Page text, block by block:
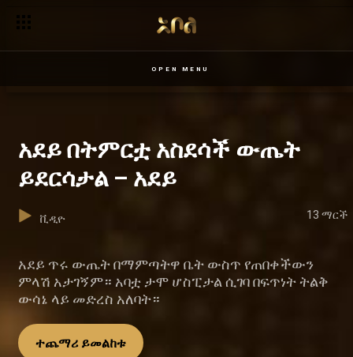
OPEN MENU
አደይ በትምርቷ አስደሳች ውጤት
ይደርሳታል – አደይ
ቪዲዮ 13 ማርች
አደይ ጥሩ ውጤት በማምጣትዋ ቤት ውስጥ የጠበቀችውን
ምላሽ አታገኝም። አባቷ ታሞ ሆስፒታል ሲገባ በፍጥነት ትልቅ
ውሳኔ ላይ መድረስ አለባት።
ተጨማሪ ይመልከቱ